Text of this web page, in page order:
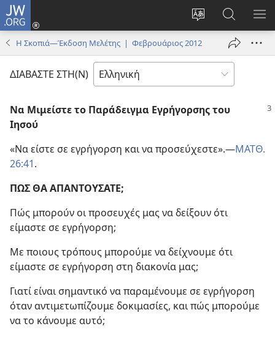
JW.ORG
Αλλαγή
γλώσσας
ιστότοπου
Σύνδεση
(ανοίγει
παράθυρο)
στο
JW.ORG
Η Σκοπιά—Έκδοση Μελέτης | Φεβρουάριος 2012
ΔΙΑΒΑΣΤΕ ΣΤΗ(Ν)
Να Μιμείστε το Παράδειγμα Εγρήγορσης του
Ιησού
«Να είστε σε εγρήγορση και να προσεύχεστε».​—ΜΑΤΘ.
26:41.
ΠΩΣ ΘΑ ΑΠΑΝΤΟΥΣΑΤΕ;
Πώς μπορούν οι προσευχές μας να δείξουν ότι
είμαστε σε εγρήγορση;
Με ποιους τρόπους μπορούμε να δείχνουμε ότι
είμαστε σε εγρήγορση στη διακονία μας;
Γιατί είναι σημαντικό να παραμένουμε σε εγρήγορση
όταν αντιμετωπίζουμε δοκιμασίες, και πώς μπορούμε
να το κάνουμε αυτό;